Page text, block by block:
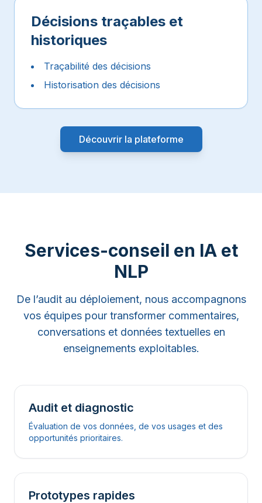
Décisions traçables et
historiques
Traçabilité des décisions
Historisation des décisions
Découvrir la plateforme
Services-conseil en IA et
NLP
De l’audit au déploiement, nous accompagnons
vos équipes pour transformer commentaires,
conversations et données textuelles en
enseignements exploitables.
Audit et diagnostic
Évaluation de vos données, de vos usages et des
opportunités prioritaires.
Prototypes rapides